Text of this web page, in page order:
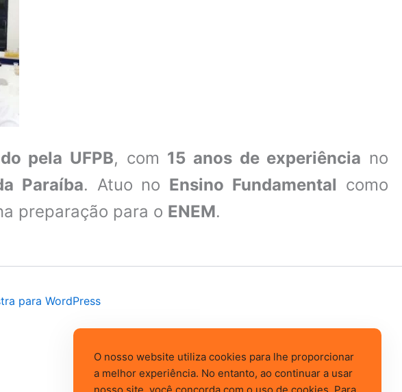
pela UFPB, com 15 anos de experiência no
Paraíba. Atuo no Ensino Fundamental como
preparação para o ENEM.
para WordPress
O nosso website utiliza cookies para lhe proporcionar
a melhor experiência. No entanto, ao continuar a usar